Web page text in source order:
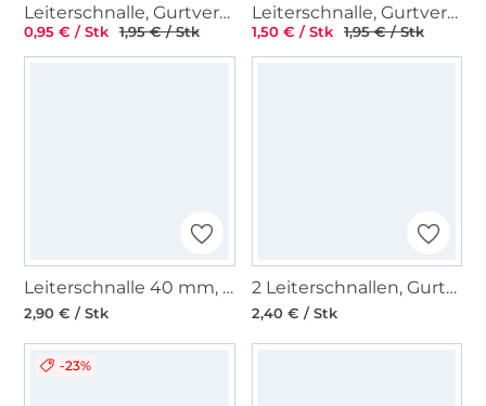
Leiterschnalle, Gurtversteller Metall 38 mm, gold
0,95 € / Stk 1,95 € / Stk
Leiterschnalle, Gurtversteller Metall 25 mm, altmessing gebürstet
1,50 € / Stk 1,95 € / Stk
Leiterschnalle 40 mm, gunmetal
2,90 € / Stk
2 Leiterschnallen, Gurtversteller 25 mm, schwarz
2,40 € / Stk
-23%